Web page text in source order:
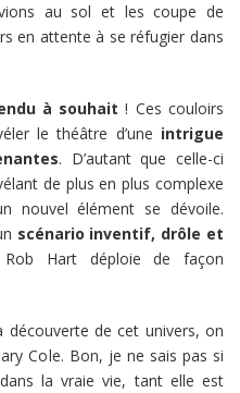
au sol et les coupe de
en attente à se réfugier dans
à souhait ! Ces couloirs
le théâtre d’une intrigue
. D’autant que celle-ci
de plus en plus complexe
nouvel élément se dévoile.
scénario inventif, drôle et
Hart déploie de façon
découverte de cet univers, on
Cole. Bon, je ne sais pas si
la vraie vie, tant elle est